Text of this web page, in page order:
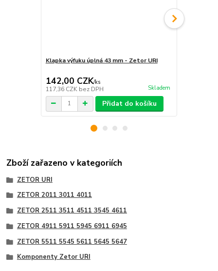
Klapka výfuku úplná 43 mm - Zetor URI
142,00 CZK/ks
117,36 CZK bez DPH Skladem
Přidat do košíku
Zboží zařazeno v kategoriích
ZETOR URI
ZETOR 2011 3011 4011
ZETOR 2511 3511 4511 3545 4611
ZETOR 4911 5911 5945 6911 6945
ZETOR 5511 5545 5611 5645 5647
Komponenty Zetor URI